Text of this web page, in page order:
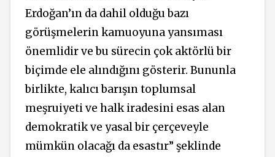
Erdoğan’ın da dahil olduğu bazı
görüşmelerin kamuoyuna yansıması
önemlidir ve bu sürecin çok aktörlü bir
biçimde ele alındığını gösterir. Bununla
birlikte, kalıcı barışın toplumsal
meşruiyeti ve halk iradesini esas alan
demokratik ve yasal bir çerçeveyle
mümkün olacağı da esastır” şeklinde